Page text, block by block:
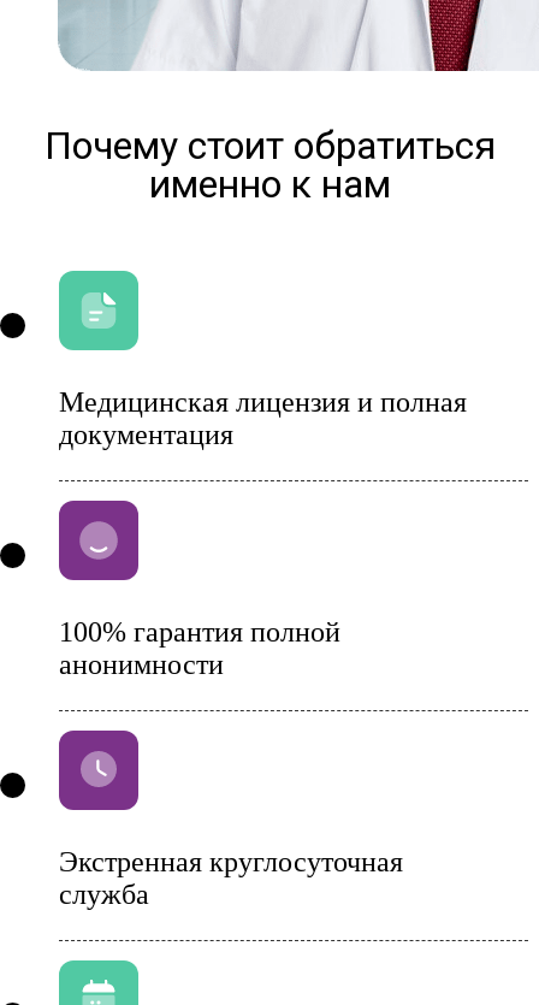
Почему стоит обратиться
именно к нам
Медицинская лицензия и полная
документация
100% гарантия полной
анонимности
Экстренная круглосуточная
служба